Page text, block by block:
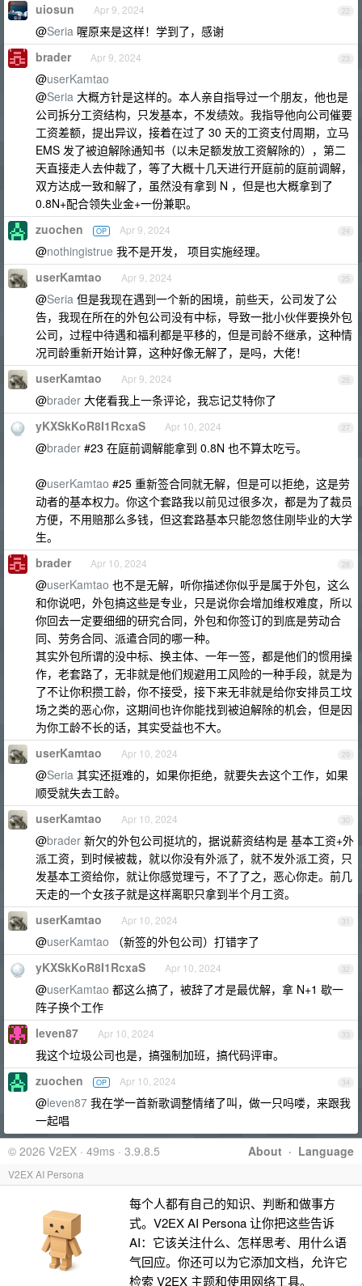
22
uiosun Apr 9, 2024
@Seria 喔原来是这样！学到了，感谢
23
brader Apr 9, 2024
@userKamtao
@Seria 大概方针是这样的。本人亲自指导过一个朋友，他也是
公司拆分工资结构，只发基本，不发绩效。我指导他向公司催要
工资差额，提出异议，接着在过了 30 天的工资支付周期，立马
EMS 发了被迫解除通知书（以未足额发放工资解除的），第二
天直接走人去仲裁了，等了大概十几天进行开庭前的庭前调解，
双方达成一致和解了，虽然没有拿到 N ，但是也大概拿到了
0.8N+配合领失业金+一份兼职。
24
zuochen OP Apr 9, 2024
@nothingistrue 我不是开发， 项目实施经理。
25
userKamtao Apr 9, 2024
@Seria 但是我现在遇到一个新的困境，前些天，公司发了公
告，我现在所在的外包公司没有中标，导致一批小伙伴要换外包
公司，过程中待遇和福利都是平移的，但是司龄不继承，这种情
况司龄重新开始计算，这种好像无解了，是吗，大佬！
26
userKamtao Apr 9, 2024
@brader 大佬看我上一条评论，我忘记艾特你了
27
yKXSkKoR8I1RcxaS Apr 10, 2024
@brader #23 在庭前调解能拿到 0.8N 也不算太吃亏。
@userKamtao #25 重新签合同就无解，但是可以拒绝，这是劳
动者的基本权力。你这个套路我以前见过很多次，都是为了裁员
方便，不用赔那么多钱，但这套路基本只能忽悠住刚毕业的大学
生。
28
brader Apr 10, 2024
@userKamtao 也不是无解，听你描述你似乎是属于外包，这么
和你说吧，外包搞这些是专业，只是说你会增加维权难度，所以
你回去一定要细细的研究合同，外包和你签订的到底是劳动合
同、劳务合同、派遣合同的哪一种。
其实外包所谓的没中标、换主体、一年一签，都是他们的惯用操
作，老套路了，无非就是他们规避用工风险的一种手段，就是为
了不让你积攒工龄，你不接受，接下来无非就是给你安排员工坟
场之类的恶心你，这期间也许你能找到被迫解除的机会，但是因
为你工龄不长的话，其实受益也不大。
29
userKamtao Apr 10, 2024
@Seria 其实还挺难的，如果你拒绝，就要失去这个工作，如果
顺受就失去工龄。
30
userKamtao Apr 10, 2024
@brader 新欠的外包公司挺坑的，据说薪资结构是 基本工资+外
派工资，到时候被裁，就以你没有外派了，就不发外派工资，只
发基本工资给你，就让你感觉理亏，不了了之，恶心你走。前几
天走的一个女孩子就是这样离职只拿到半个月工资。
31
userKamtao Apr 10, 2024
@userKamtao （新签的外包公司）打错字了
32
yKXSkKoR8I1RcxaS Apr 10, 2024
@userKamtao 都这么搞了，被辞了才是最优解，拿 N+1 歇一
阵子换个工作
33
leven87 Apr 10, 2024
我这个垃圾公司也是，搞强制加班，搞代码评审。
34
zuochen OP Apr 10, 2024
@leven87 我在学一首新歌调整情绪了叫，做一只吗喽，来跟我
一起唱
About · Language
© 2026 V2EX · 49ms · 3.9.8.5
V2EX AI Persona
每个人都有自己的知识、判断和做事方
式。V2EX AI Persona 让你把这些告诉
AI：它该关注什么、怎样思考、用什么语
气回应。你还可以为它添加文档，允许它
检索 V2EX 主题和使用网络工具。